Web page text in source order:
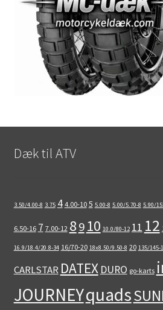
Dæk til ATV
3.50/4.00-8 3.75 4 4.00-10 5 5.00-8 5.00/5.70-8 5.90/
6.50-16 7 7.00-12 89 10 10.0/80-12 11 12
16.9/18.4/20.8-34 16/70-20 18x8.50/9.50-8 20 135/145-
CARLSTAR DATEX DURO go-karts
JOURNEYquads